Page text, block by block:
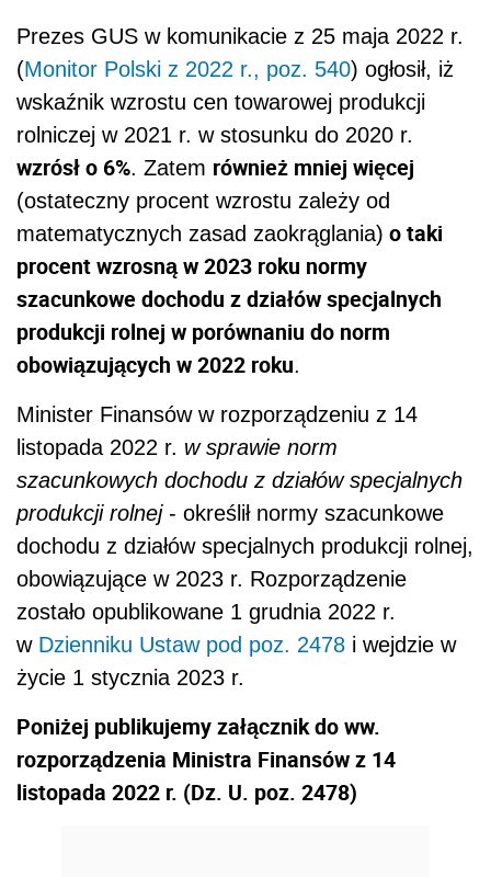
Prezes GUS w komunikacie z 25 maja 2022 r.
(Monitor Polski z 2022 r., poz. 540) ogłosił, iż
wskaźnik wzrostu cen towarowej produkcji
rolniczej w 2021 r. w stosunku do 2020 r.
wzrósł o 6%. Zatem również mniej więcej
(ostateczny procent wzrostu zależy od
matematycznych zasad zaokrąglania) o taki
procent wzrosną w 2023 roku normy
szacunkowe dochodu z działów specjalnych
produkcji rolnej w porównaniu do norm
obowiązujących w 2022 roku.
Minister Finansów w rozporządzeniu z 14
listopada 2022 r. w sprawie norm
szacunkowych dochodu z działów specjalnych
produkcji rolnej- określił normy szacunkowe
dochodu z działów specjalnych produkcji rolnej,
obowiązujące w 2023 r. Rozporządzenie
zostało opublikowane 1 grudnia 2022 r.
w Dzienniku Ustaw pod poz. 2478 i wejdzie w
życie 1 stycznia 2023 r.
Poniżej publikujemy załącznik do ww.
rozporządzenia Ministra Finansów z 14
listopada 2022 r. (Dz. U. poz. 2478)